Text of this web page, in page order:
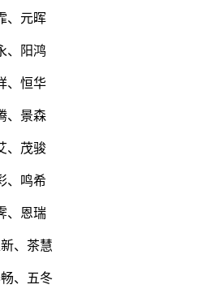
、元晖
、阳鸿
、恒华
、景森
、茂骏
、鸣希
、恩瑞
、茶慧
、五冬